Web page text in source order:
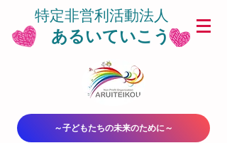
特定非営利活動法人
あるいていこう
～子どもたちの未来のために～